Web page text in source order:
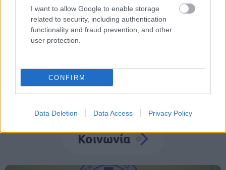
I want to allow Google to enable storage
related to security, including authentication
functionality and fraud prevention, and other
user protection.
CONFIRM
Data Deletion Data Access Privacy Policy
μπορούν να κάνουν αίτηση σήμερα –
Voucher έως 600 ευρώ
Κοινωνία